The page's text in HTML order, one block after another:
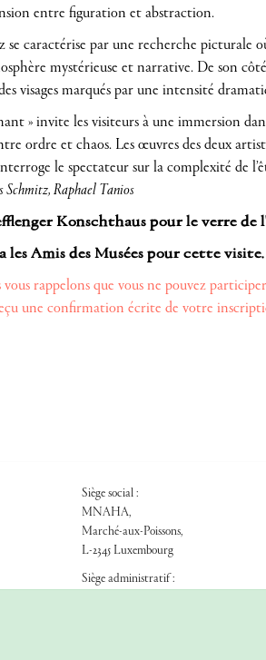
entre figuration et abstraction.
se caractérise par une recherche picturale
mystérieuse et narrative. De son
visages marqués par une intensité
» invite les visiteurs à une immersion
ordre et chaos. Les œuvres des deux
le spectateur sur la complexité de
Schmitz, Raphael Tanios
Konschthaus pour le verre de
Amis des Musées pour cette visite.
rappelons que vous ne pouvez
une confirmation écrite de votre
Siège social :
MNAHA,
Marché-aux-Poissons,
L-2345 Luxembourg
Siège administratif :